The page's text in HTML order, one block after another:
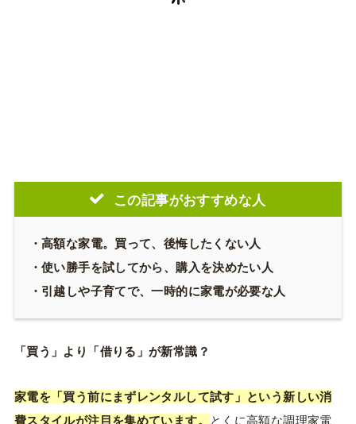
この記事がおすすめな人
・高額な家電。買って、後悔したくない人
・使い勝手を試してから、購入を決めたい人
・引越しや子育てで、一時的に家電が必要な人
「買う」より「借りる」が新常識？
家電を「買う前にまずレンタルして試す」という新しい消
費スタイルが注目を集めています。
とくに高額な調理家電